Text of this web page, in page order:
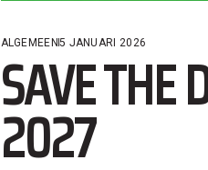
ALGEMEEN 5 JANUARI 2026
SAVE THE
2027